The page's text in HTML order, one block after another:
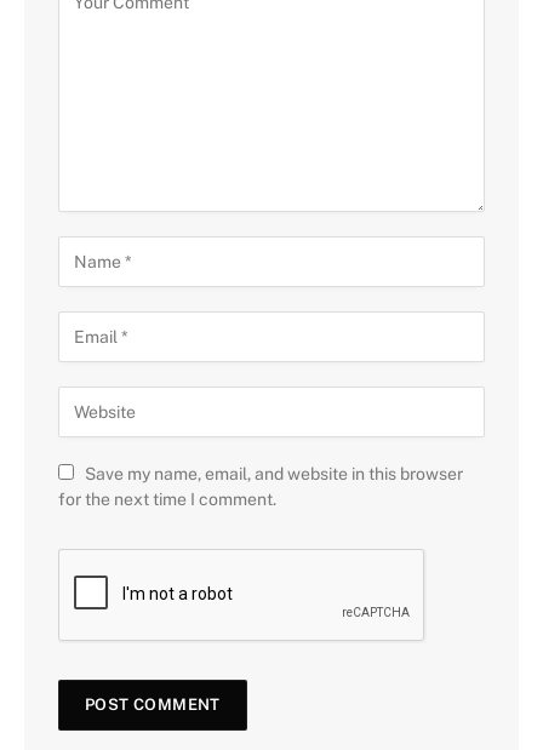
Save my name, email, and website in this browser
for the next time I comment.